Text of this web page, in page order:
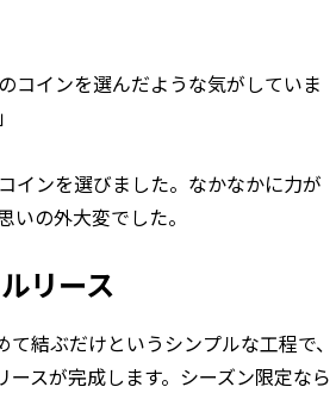
コインを選んだような気がしていま
インを選びました。なかなかに力が
いの外大変でした。
リース
て結ぶだけというシンプルな工程で、
ースが完成します。シーズン限定なら